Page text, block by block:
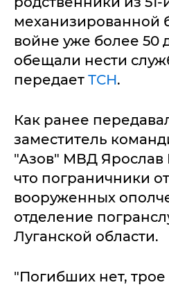
механизированной
войне уже более 50
обещали нести
передает ТСН.
Как ранее
заместитель
"Азов" МВД Ярослав
что пограничники
вооруженных
отделение
Луганской области.
"Погибших нет,